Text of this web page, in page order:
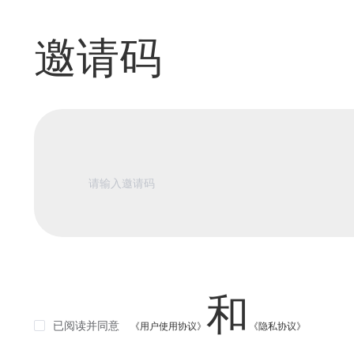
邀请码
已阅读并同意 《用户使用协议》 和 《隐私协议》